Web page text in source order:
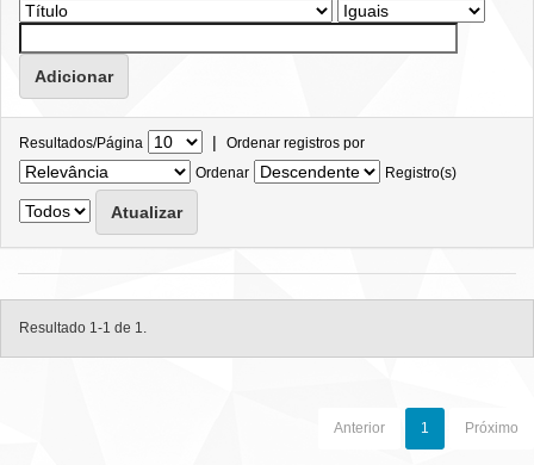
Resultados/Página | Ordenar registros por
Ordenar
Registro(s)
Resultado 1-1 de 1.
Anterior 1 Próximo